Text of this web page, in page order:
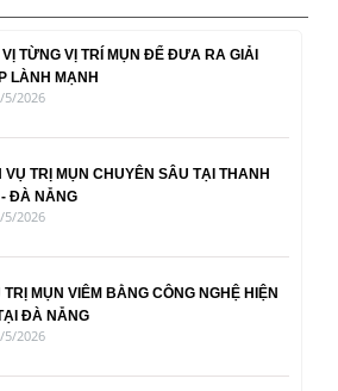
TỪNG VỊ TRÍ MỤN ĐỂ ĐƯA RA GIẢI
LÀNH MẠNH
5/2026
VỤ TRỊ MỤN CHUYÊN SÂU TẠI THANH
ĐÀ NẴNG
5/2026
MỤN VIÊM BẰNG CÔNG NGHỆ HIỆN
ĐÀ NẴNG
5/2026